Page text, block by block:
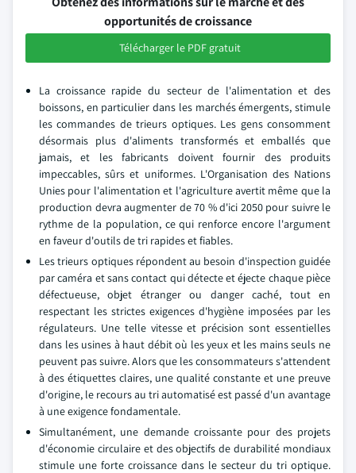
opportunités de croissance
Télécharger le PDF gratuit
La croissance rapide du secteur de l'alimentation et des
boissons, en particulier dans les marchés émergents, stimule
les commandes de trieurs optiques. Les gens consomment
désormais plus d'aliments transformés et emballés que
jamais, et les fabricants doivent fournir des produits
impeccables, sûrs et uniformes. L'Organisation des Nations
Unies pour l'alimentation et l'agriculture avertit même que la
production devra augmenter de 70 % d'ici 2050 pour suivre le
rythme de la population, ce qui renforce encore l'argument
en faveur d'outils de tri rapides et fiables.
Les trieurs optiques répondent au besoin d'inspection guidée
par caméra et sans contact qui détecte et éjecte chaque pièce
défectueuse, objet étranger ou danger caché, tout en
respectant les strictes exigences d'hygiène imposées par les
régulateurs. Une telle vitesse et précision sont essentielles
dans les usines à haut débit où les yeux et les mains seuls ne
peuvent pas suivre. Alors que les consommateurs s'attendent
à des étiquettes claires, une qualité constante et une preuve
d'origine, le recours au tri automatisé est passé d'un avantage
à une exigence fondamentale.
Simultanément, une demande croissante pour des projets
d'économie circulaire et des objectifs de durabilité mondiaux
stimule une forte croissance dans le secteur du tri optique.